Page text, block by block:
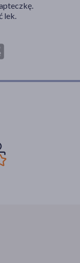
lek.